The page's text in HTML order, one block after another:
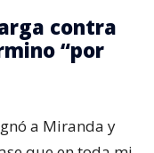
contra
“por
a Miranda y